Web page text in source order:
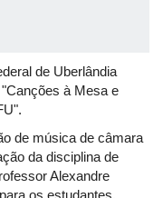
de Uberlândia
à Mesa e
de música de câmara
da disciplina de
Alexandre